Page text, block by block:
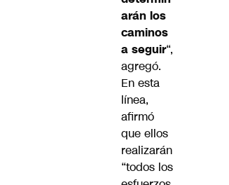
arán los
caminos
a seguir“,
agregó.
En esta
línea,
afirmó
que ellos
realizarán
“todos los